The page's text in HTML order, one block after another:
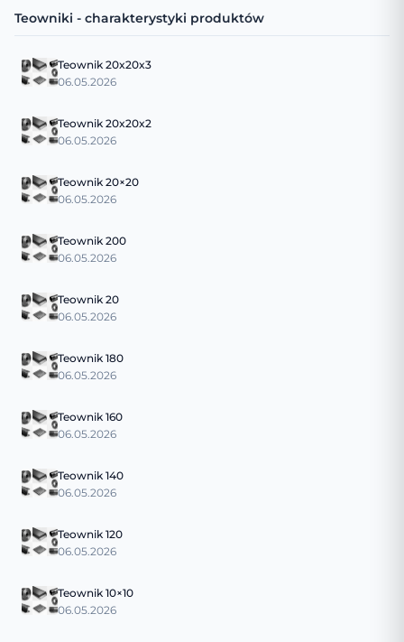
Teowniki - charakterystyki produktów
Teownik 20x20x3
06.05.2026
Teownik 20x20x2
06.05.2026
Teownik 20×20
06.05.2026
Teownik 200
06.05.2026
Teownik 20
06.05.2026
Teownik 180
06.05.2026
Teownik 160
06.05.2026
Teownik 140
06.05.2026
Teownik 120
06.05.2026
Teownik 10×10
06.05.2026